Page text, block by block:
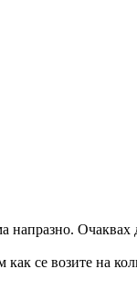
се возите на